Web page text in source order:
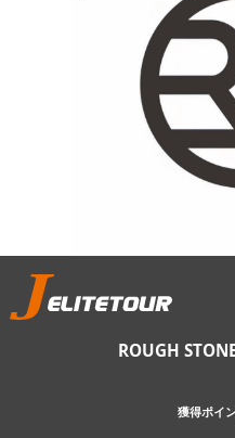
競
加
エ
JBCF
ROUGH
獲得ポイ